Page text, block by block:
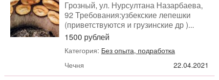
Грозный, ул. Нурсултана Назарбаева,
92 Требования:узбекские лепешки
(приветствуются и грузинские др )...
1500 рублей
Категория: Без опыта, подработка
Чечня
22.04.2021